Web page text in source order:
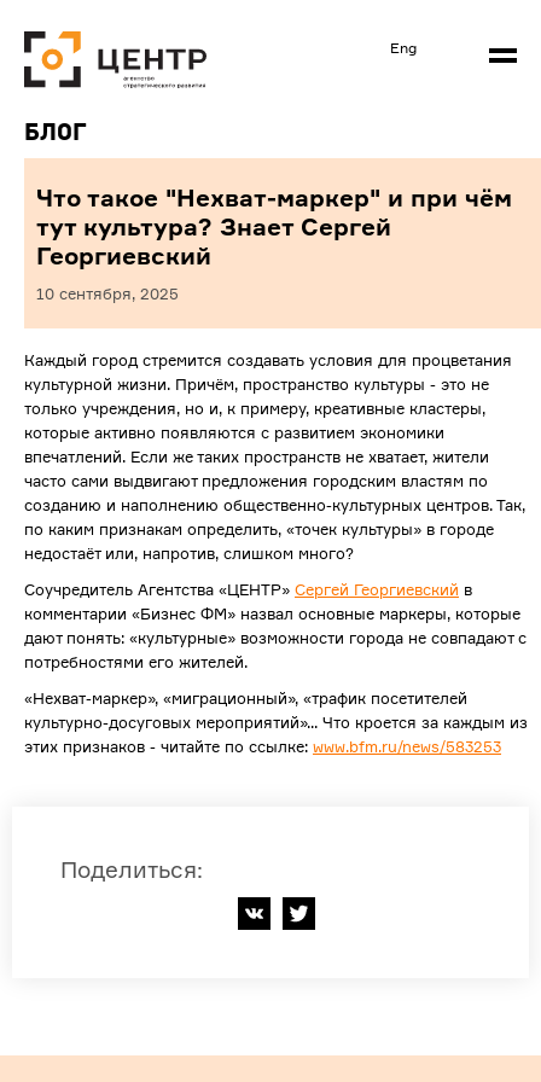
Eng
Блог
Что такое "Нехват-маркер" и при чём
тут культура? Знает Сергей
Георгиевский
10 сентября, 2025
Каждый город стремится создавать условия для процветания
культурной жизни. Причём, пространство культуры - это не
только учреждения, но и, к примеру, креативные кластеры,
которые активно появляются с развитием экономики
впечатлений. Если же таких пространств не хватает, жители
часто сами выдвигают предложения городским властям по
созданию и наполнению общественно-культурных центров. Так,
по каким признакам определить, «точек культуры» в городе
недостаёт или, напротив, слишком много?
Соучредитель Агентства «ЦЕНТР» Сергей Георгиевский в
комментарии «Бизнес ФМ» назвал основные маркеры, которые
дают понять: «культурные» возможности города не совпадают с
потребностями его жителей.
«Нехват-маркер», «миграционный», «трафик посетителей
культурно-досуговых мероприятий»... Что кроется за каждым из
этих признаков - читайте по ссылке: www.bfm.ru/news/583253
Поделиться: